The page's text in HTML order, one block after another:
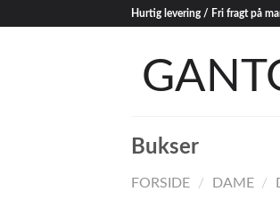
Hurtig levering / Fri fragt på
Bukser
FORSIDE / DAME /